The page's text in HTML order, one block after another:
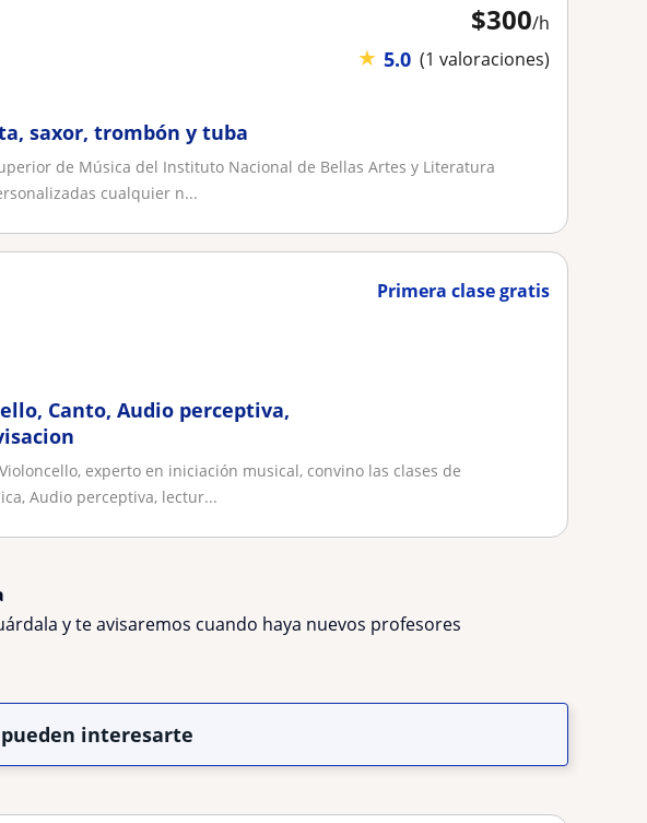
$300/h
★ 5.0 (1 valoraciones)
saxor, trombón y tuba
de Música del Instituto Nacional de Bellas Artes y Literatura
cualquier n...
Primera clase gratis
Canto, Audio perceptiva,
experto en iniciación musical, convino las clases de
Audio perceptiva, lectur...
y te avisaremos cuando haya nuevos profesores
interesarte